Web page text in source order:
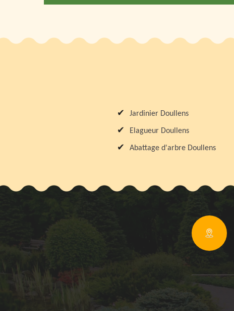
Jardinier Doullens
Elagueur Doullens
Abattage d'arbre Doullens